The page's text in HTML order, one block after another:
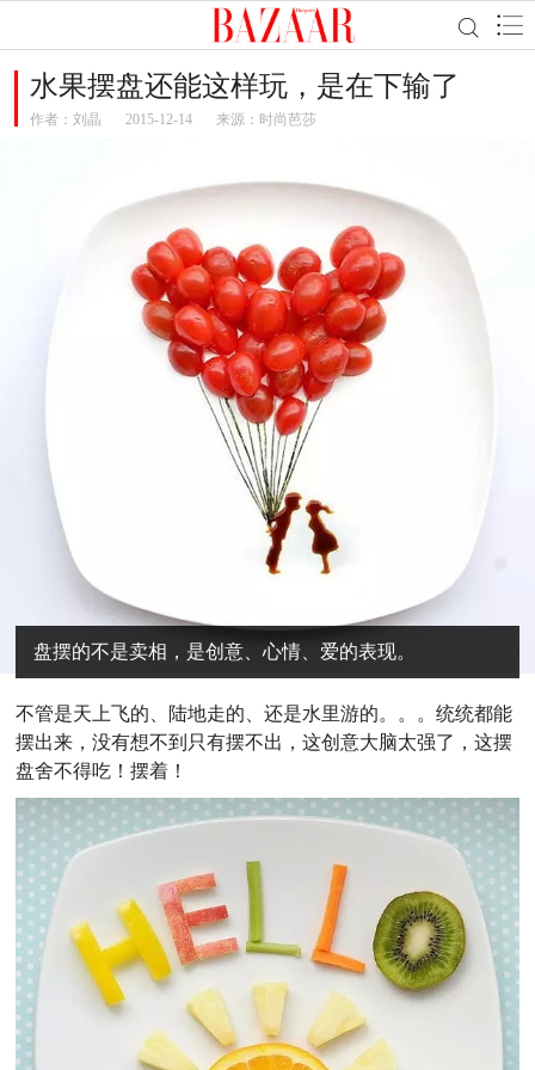
水果摆盘还能这样玩，是在下输了
作者： 刘晶 2015-12-14 来源：时尚芭莎
盘摆的不是卖相，是创意、心情、爱的表现。
不管是天上飞的、陆地走的、还是水里游的。。。统统都能
摆出来，没有想不到只有摆不出，这创意大脑太强了，这摆
盘舍不得吃！摆着！